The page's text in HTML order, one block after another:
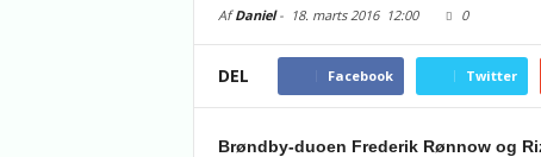
AfDaniel- 18. marts 201612:00 0
DEL Facebook Twitter
Brøndby-duoen Frederik Rønnow og